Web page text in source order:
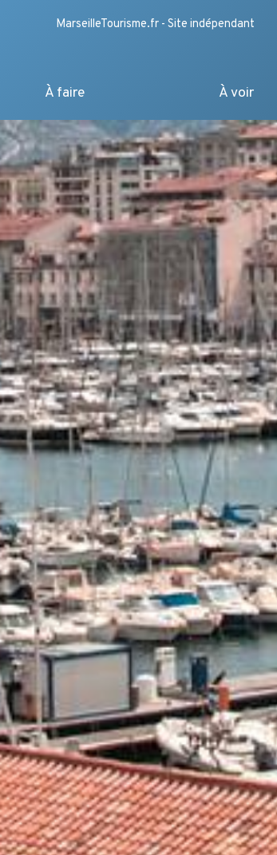
MarseilleTourisme.fr - Site indépendant
À faire À voir